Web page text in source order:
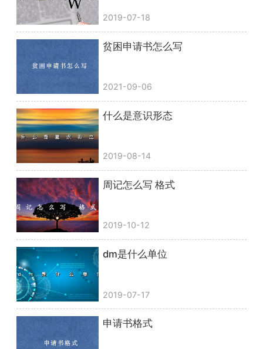
2019-07-18
贫困申请书怎么写
2021-09-06
什么是意识形态
2019-08-14
周记怎么写 格式
2019-10-12
dm是什么单位
2019-07-17
申请书格式